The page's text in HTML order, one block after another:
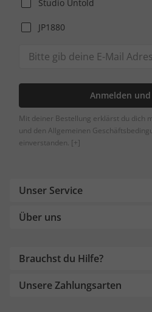
Studio Untold
JP1880
Anmelden und
Mit deiner Bestellung erklärst du dich
und den Allgemeinen
einverstanden. [+]
Unser Service
Über uns
Brauchst du Hilfe?
Unsere Zahlungsarten